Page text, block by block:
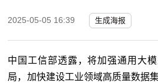
2025-05-05 16:39 生成海报
中国工信部透露，将加强通用大
局，加快建设工业领域高质量数据